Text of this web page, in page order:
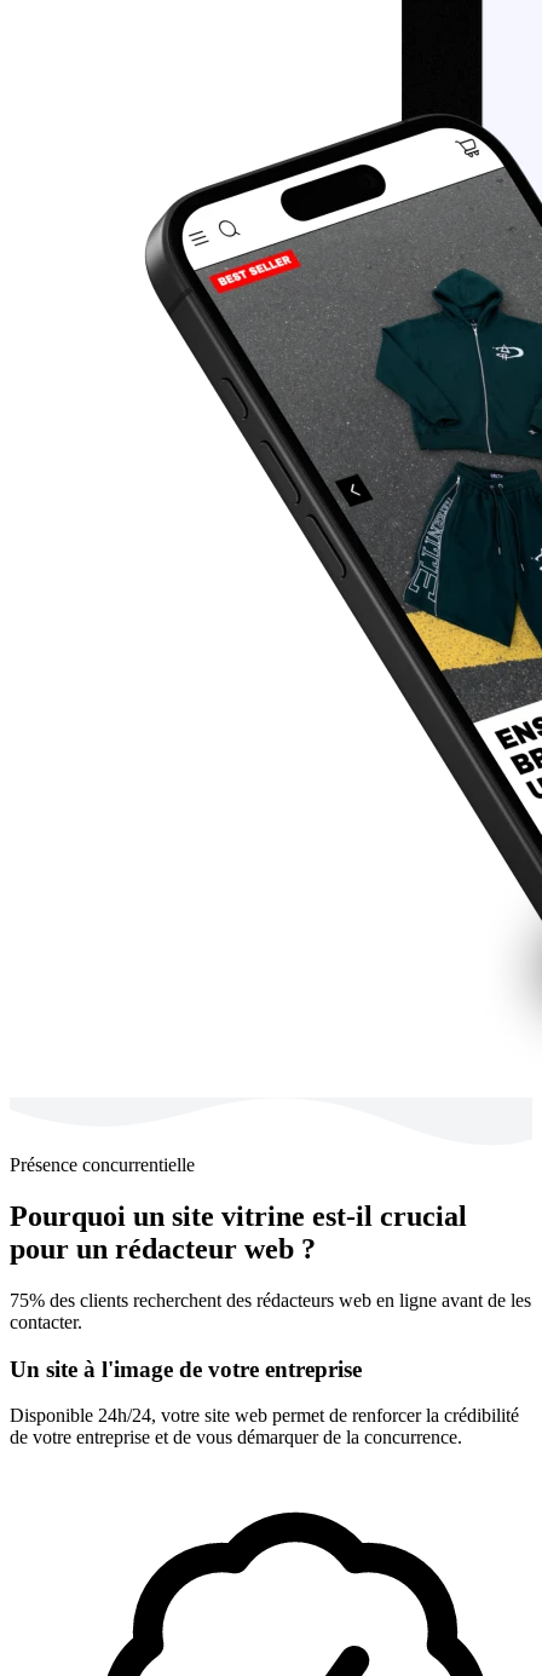
Présence concurrentielle
Pourquoi un site vitrine est-il crucial
pour un rédacteur web ?
75% des clients recherchent des rédacteurs web en ligne avant de les
contacter.
Un site à l'image de votre entreprise
Disponible 24h/24, votre site web permet de renforcer la crédibilité
de votre entreprise et de vous démarquer de la concurrence.